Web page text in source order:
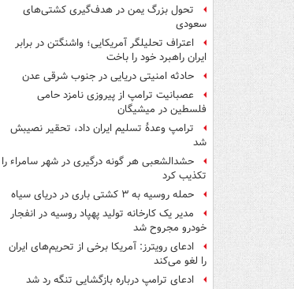
تحول بزرگ یمن در هدف‌گیری کشتی‌های
سعودی
اعتراف تحلیلگر آمریکایی؛ واشنگتن در برابر
ایران راهبرد خود را باخت
حادثه امنیتی دریایی در جنوب شرقی عدن
عصبانیت ترامپ از پیروزی نامزد حامی
فلسطین در میشیگان
ترامپ وعدۀ تسلیم ایران داد، تحقیر نصیبش
شد
حشدالشعبی هر گونه درگیری در شهر سامراء را
تکذیب کرد
حمله روسیه به ۳ کشتی باری در دریای سیاه
مدیر یک کارخانه تولید پهپاد روسیه در انفجار
خودرو مجروح شد
ادعای رویترز: آمریکا برخی از تحریم‌های ایران
را لغو می‌کند
ادعای ترامپ درباره بازگشایی تنگه رد شد